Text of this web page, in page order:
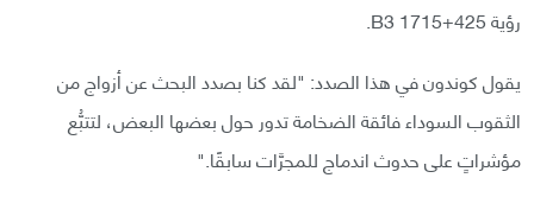
رؤية B3 1715+425.
يقول كوندون في هذا الصدد: "لقد كنا بصدد البحث عن أزواج من
الثقوب السوداء فائقة الضخامة تدور حول بعضها البعض، لتتبُّع
مؤشراتٍ على حدوث اندماج للمجرَّات سابقًا."